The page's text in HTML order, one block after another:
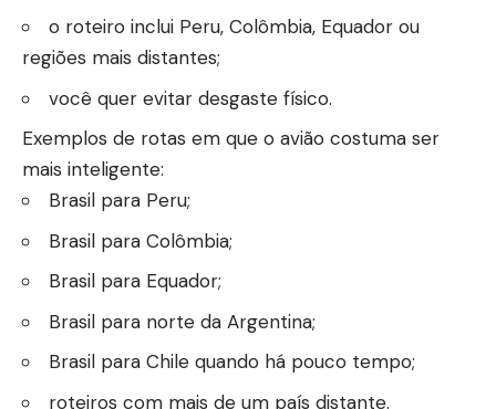
o roteiro inclui Peru, Colômbia, Equador ou
regiões mais distantes;
você quer evitar desgaste físico.
Exemplos de rotas em que o avião costuma ser
mais inteligente:
Brasil para Peru;
Brasil para Colômbia;
Brasil para Equador;
Brasil para norte da Argentina;
Brasil para Chile quando há pouco tempo;
roteiros com mais de um país distante.